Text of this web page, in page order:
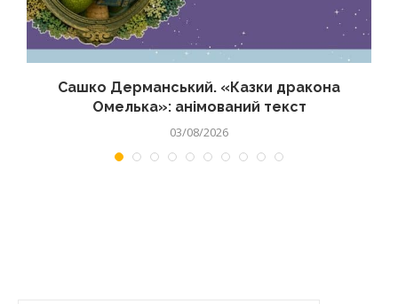
Сашко Дерманський. «Казки дракона
Омелька»: анімований текст
03/08/2026